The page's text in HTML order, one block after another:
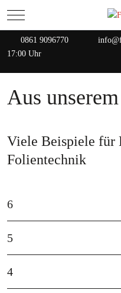
Mobile Menu Toggle
0861 9096770
17:00 Uhr
Aus
Viele Beispiele für
Folientechnik
6
5
4